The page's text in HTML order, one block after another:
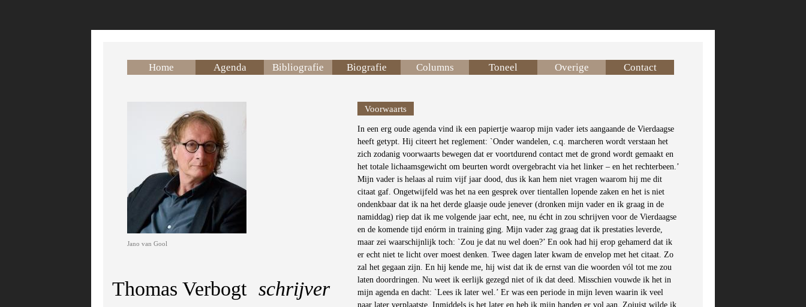
Home Agenda Bibliografie Biografie Columns Toneel Overige Contact
Jano van Gool
Thomas Verbogt schrijver
Voorwaarts
In een erg oude agenda vind ik een papiertje waarop mijn vader iets aangaande de Vierdaagse
heeft getypt. Hij citeert het reglement: `Onder wandelen, c.q. marcheren wordt verstaan het
zich zodanig voorwaarts bewegen dat er voortdurend contact met de grond wordt gemaakt en
het totale lichaamsgewicht om beurten wordt overgebracht via het linker – en het rechterbeen.’
Mijn vader is helaas al ruim vijf jaar dood, dus ik kan hem niet vragen waarom hij me dit
citaat gaf. Ongetwijfeld was het na een gesprek over tientallen lopende zaken en het is niet
ondenkbaar dat ik na het derde glaasje oude jenever (dronken mijn vader en ik graag in de
namiddag) riep dat ik me volgende jaar echt, nee, nu écht in zou schrijven voor de Vierdaagse
en de komende tijd enórm in training ging. Mijn vader zag graag dat ik prestaties leverde,
maar zei waarschijnlijk toch: `Zou je dat nu wel doen?’ En ook had hij erop gehamerd dat ik
er echt niet te licht over moest denken. Twee dagen later kwam de envelop met het citaat. Zo
zal het gegaan zijn. En hij kende me, hij wist dat ik de ernst van die woorden vól tot me zou
laten doordringen. Nu weet ik eerlijk gezegd niet of ik dat deed. Misschien vouwde ik het in
mijn agenda en dacht: `Lees ik later wel.’ Er was een periode in mijn leven waarin ik veel
naar later verplaatste. Inmiddels is het later en heb ik mijn handen er vol aan. Zojuist wilde ik